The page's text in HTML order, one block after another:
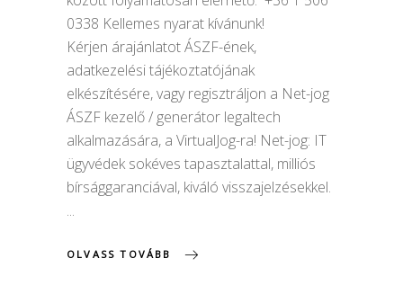
0338 Kellemes nyarat kívánunk!
Kérjen árajánlatot ÁSZF-ének,
adatkezelési tájékoztatójának
elkészítésére, vagy regisztráljon a Net-jog
ÁSZF kezelő / generátor legaltech
alkalmazására, a VirtualJog-ra! Net-jog: IT
ügyvédek sokéves tapasztalattal, milliós
bírsággaranciával, kiváló visszajelzésekkel.
OLVASS TOVÁBB